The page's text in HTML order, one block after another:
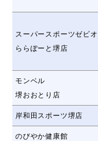
スーパースポーツゼビオ
ららぽーと堺店
モンベル
堺おおとり店
岸和田スポーツ堺店
のびやか健康館